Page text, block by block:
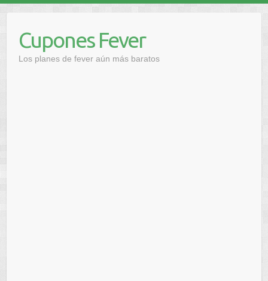
contenidoCupones Fever
Los planes de fever aún más baratos